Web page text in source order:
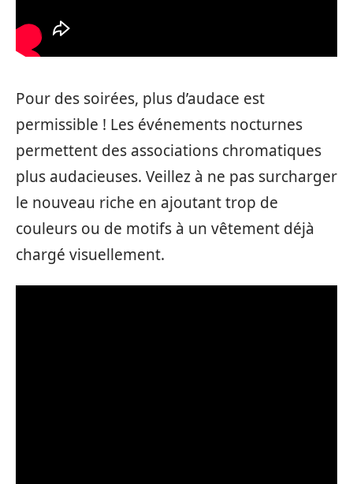
Pour des soirées, plus d’audace est
permissible ! Les événements nocturnes
permettent des associations chromatiques
plus audacieuses. Veillez à ne pas surcharger
le nouveau riche en ajoutant trop de
couleurs ou de motifs à un vêtement déjà
chargé visuellement.